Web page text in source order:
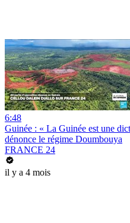
6:48
Guinée : « La Guinée est une
dénonce le régime Doumbouya
FRANCE 24
il y a 4 mois